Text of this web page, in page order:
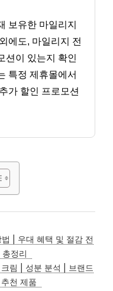
보유한 마일리지
에도, 마일리지 전
션이 있는지 확인
특정 제휴몰에서
가 할인 프로모션
| 우대 혜택 및 절감 전
정리
림 | 성분 분석 | 브랜드
천 제품